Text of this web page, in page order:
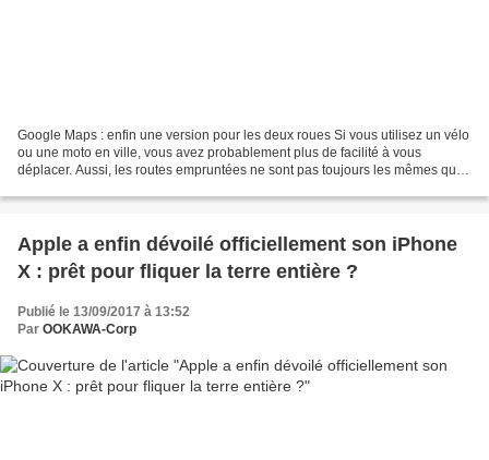
Google Maps : enfin une version pour les deux roues Si vous utilisez un vélo
ou une moto en ville, vous avez probablement plus de facilité à vous
déplacer. Aussi, les routes empruntées ne sont pas toujours les mêmes que
Apple a enfin dévoilé officiellement son iPhone
X : prêt pour fliquer la terre entière ?
Publié le 13/09/2017 à 13:52
Par OOKAWA-Corp